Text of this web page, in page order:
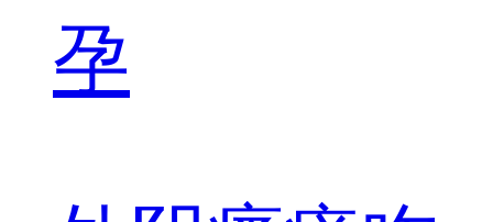
孕